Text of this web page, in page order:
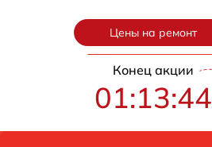
Цены на ремонт
Конец акции
01:13:43